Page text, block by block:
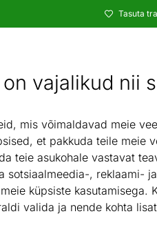
vajalikud nii
mis võimaldavad meie
et pakkuda teile meie
teie asukohale vastavat
sotsiaalmeedia-, reklaami-
küpsiste kasutamisega.
valida ja nende kohta
Tasuta
- ON24